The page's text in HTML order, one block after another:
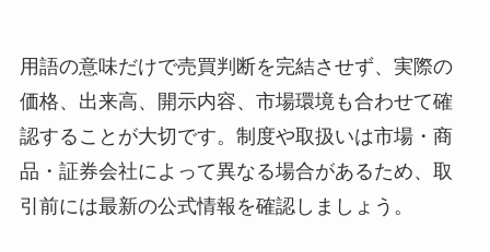
用語の意味だけで売買判断を完結させず、実際の
価格、出来高、開示内容、市場環境も合わせて確
認することが大切です。制度や取扱いは市場・商
品・証券会社によって異なる場合があるため、取
引前には最新の公式情報を確認しましょう。